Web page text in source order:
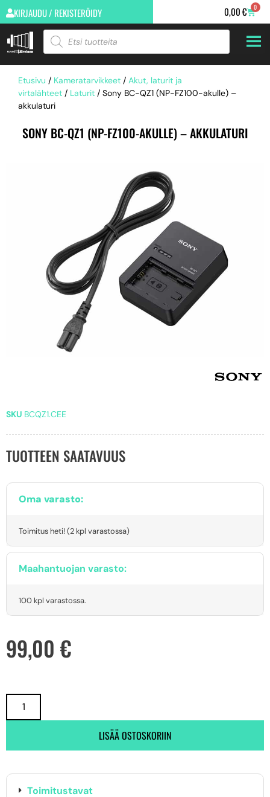
KIRJAUDU / REKISTERÖIDY 0,00€ 0
Etusivu / Kameratarvikkeet / Akut, laturit ja
virtalähteet / Laturit / Sony BC-QZ1 (NP-FZ100-akulle) –
akkulaturi
SONY BC-QZ1 (NP-FZ100-AKULLE) – AKKULATURI
SKU BCQZ1.CEE
TUOTTEEN SAATAVUUS
Oma varasto:
Toimitus heti! (2 kpl varastossa)
Maahantuojan varasto:
100 kpl varastossa.
99,00 €
LISÄÄ OSTOSKORIIN
Toimitustavat